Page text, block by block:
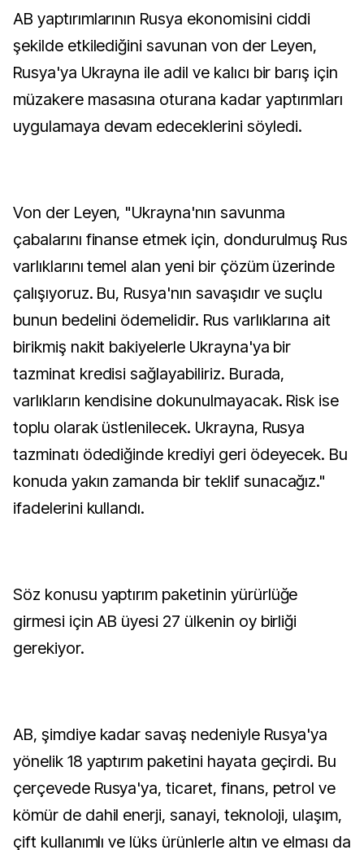
AB yaptırımlarının Rusya ekonomisini ciddi
şekilde etkilediğini savunan von der Leyen,
Rusya'ya Ukrayna ile adil ve kalıcı bir barış için
müzakere masasına oturana kadar yaptırımları
uygulamaya devam edeceklerini söyledi.
Von der Leyen, "Ukrayna'nın savunma
çabalarını finanse etmek için, dondurulmuş Rus
varlıklarını temel alan yeni bir çözüm üzerinde
çalışıyoruz. Bu, Rusya'nın savaşıdır ve suçlu
bunun bedelini ödemelidir. Rus varlıklarına ait
birikmiş nakit bakiyelerle Ukrayna'ya bir
tazminat kredisi sağlayabiliriz. Burada,
varlıkların kendisine dokunulmayacak. Risk ise
toplu olarak üstlenilecek. Ukrayna, Rusya
tazminatı ödediğinde krediyi geri ödeyecek. Bu
konuda yakın zamanda bir teklif sunacağız."
ifadelerini kullandı.
Söz konusu yaptırım paketinin yürürlüğe
girmesi için AB üyesi 27 ülkenin oy birliği
gerekiyor.
AB, şimdiye kadar savaş nedeniyle Rusya'ya
yönelik 18 yaptırım paketini hayata geçirdi. Bu
çerçevede Rusya'ya, ticaret, finans, petrol ve
kömür de dahil enerji, sanayi, teknoloji, ulaşım,
çift kullanımlı ve lüks ürünlerle altın ve elması da